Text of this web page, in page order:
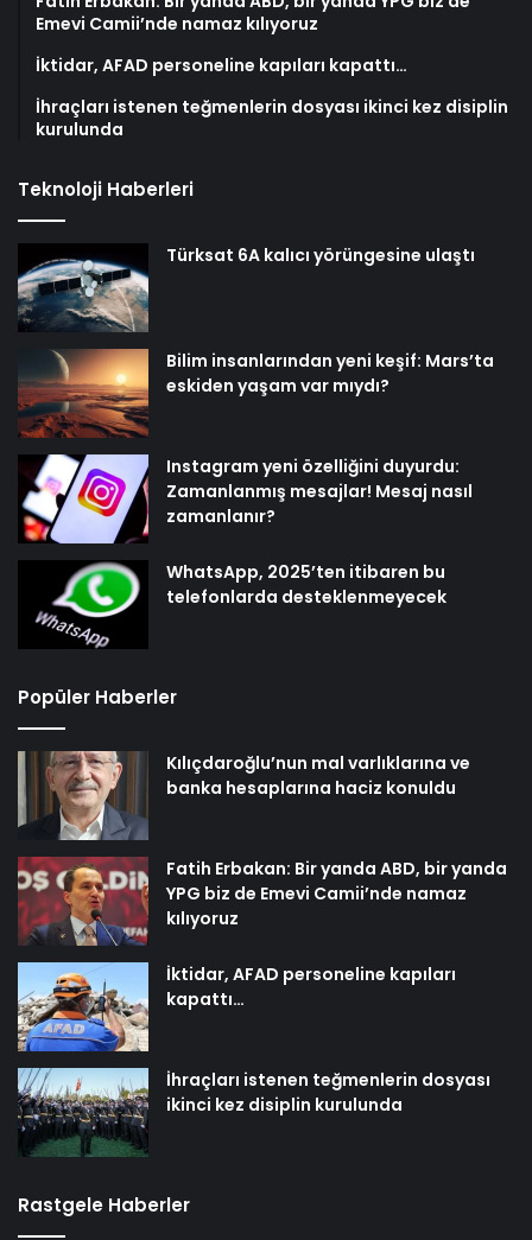
Emevi Camii’nde namaz kılıyoruz
İktidar, AFAD personeline kapıları kapattı…
İhraçları istenen teğmenlerin dosyası ikinci kez disiplin
kurulunda
Teknoloji Haberleri
Türksat 6A kalıcı yörüngesine ulaştı
Bilim insanlarından yeni keşif: Mars’ta
eskiden yaşam var mıydı?
Instagram yeni özelliğini duyurdu:
Zamanlanmış mesajlar! Mesaj nasıl
zamanlanır?
WhatsApp, 2025’ten itibaren bu
telefonlarda desteklenmeyecek
Popüler Haberler
Kılıçdaroğlu’nun mal varlıklarına ve
banka hesaplarına haciz konuldu
Fatih Erbakan: Bir yanda ABD, bir yanda
YPG biz de Emevi Camii’nde namaz
kılıyoruz
İktidar, AFAD personeline kapıları
kapattı…
İhraçları istenen teğmenlerin dosyası
ikinci kez disiplin kurulunda
Rastgele Haberler